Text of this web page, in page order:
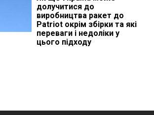
долучитися до
виробництва ракет до
Patriot окрім збірки та які
переваги і недоліки у
цього підходу